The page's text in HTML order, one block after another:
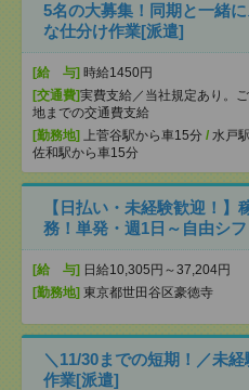
5名の大募集！同期と一緒
な仕分け作業[派遣]
[給 与] 時給1450円
[交通費]実費支給／当社規定あり。
地までの交通費支給
[勤務地] 上菅谷駅から車15分 / 水戸
佐和駅から車15分
【日払い・未経験歓迎！
務！単発・週1日～自由シ
[給 与] 日給10,305円～37,204円
[勤務地] 東京都世田谷区豪徳寺
＼11/30までの短期！／未
作業[派遣]